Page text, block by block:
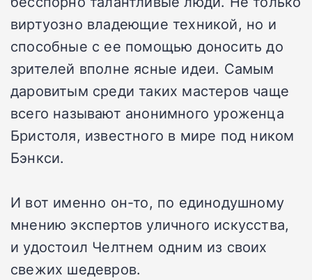
виртуозно владеющие техникой, но и
способные с ее помощью доносить до
зрителей вполне ясные идеи. Самым
даровитым среди таких мастеров чаще
всего называют анонимного уроженца
Бристоля, известного в мире под ником
Бэнкси.
И вот именно он-то, по единодушному
мнению экспертов уличного искусства,
и удостоил Челтнем одним из своих
свежих шедевров.